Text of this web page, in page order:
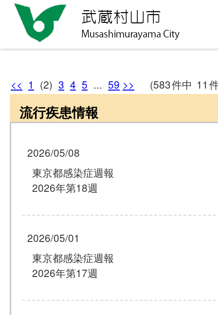
<< 1 (2) 3 4 5 ... 59 >> (583件中 11
流行疾患情報
2026/05/08
東京都感染症週報
2026年第18週
2026/05/01
東京都感染症週報
2026年第17週